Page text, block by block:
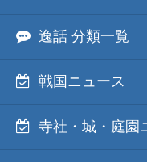
逸話 分類一覧
戦国ニュース
寺社・城・庭園